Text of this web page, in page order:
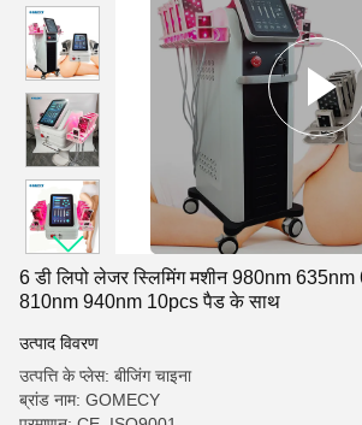
6 डी लिपो लेजर स्लिमिंग मशीन 980nm
810nm 940nm 10pcs पैड के साथ
उत्पाद विवरण
उत्पत्ति के प्लेस: बीजिंग चाइना
ब्रांड नाम: GOMECY